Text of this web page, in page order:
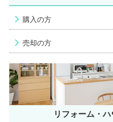
購入の方
売却の方
リフォーム・